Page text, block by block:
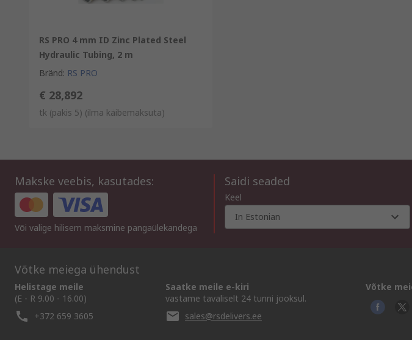
RS PRO 4 mm ID Zinc Plated Steel
Hydraulic Tubing, 2 m
Bränd: RS PRO
€ 28,892
tk (pakis 5) (ilma käibemaksuta)
Makske veebis, kasutades:
Või valige hilisem maksmine pangaülekandega
Saidi seaded
Keel
In Estonian
Võtke meiega ühendust
Helistage meile
(E - R 9.00 - 16.00)
+372 659 3605
Saatke meile e-kiri
vastame tavaliselt 24 tunni jooksul.
sales@rsdelivers.ee
Võtke